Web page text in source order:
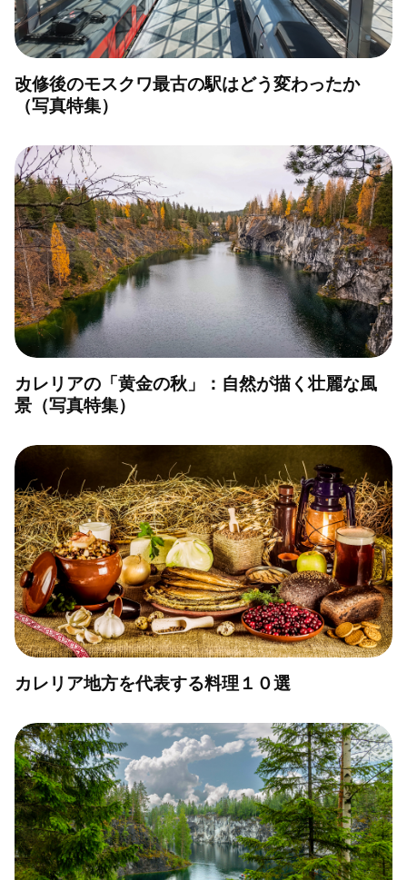
改修後のモスクワ最古の駅はどう変わったか
（写真特集）
カレリアの「黄金の秋」：自然が描く壮麗な風
景（写真特集）
カレリア地方を代表する料理１０選